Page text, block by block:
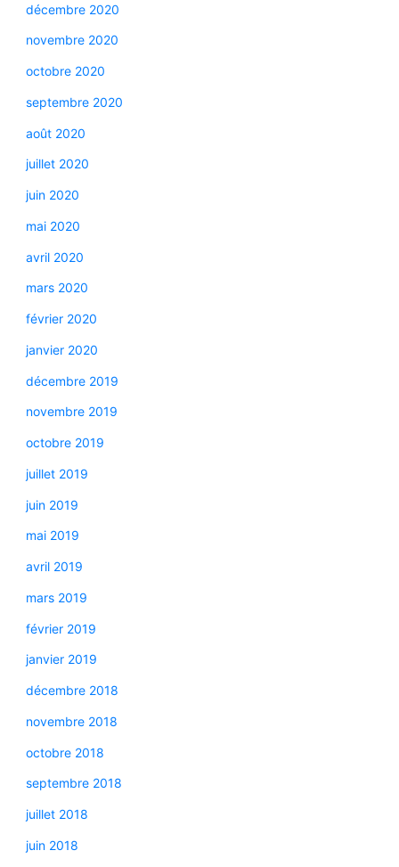
décembre 2020
novembre 2020
octobre 2020
septembre 2020
août 2020
juillet 2020
juin 2020
mai 2020
avril 2020
mars 2020
février 2020
janvier 2020
décembre 2019
novembre 2019
octobre 2019
juillet 2019
juin 2019
mai 2019
avril 2019
mars 2019
février 2019
janvier 2019
décembre 2018
novembre 2018
octobre 2018
septembre 2018
juillet 2018
juin 2018